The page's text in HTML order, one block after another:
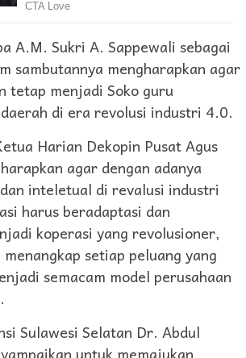
A.M. Sukri A. Sappewali sebagai
sambutannya mengharapkan agar
tetap menjadi Soko guru
di era revolusi industri 4.0.
Harian Dekopin Pusat Agus
agar dengan adanya
inteletual di revalusi industri
harus beradaptasi dan
koperasi yang revolusioner,
setiap peluang yang
semacam model perusahaan
Sulawesi Selatan Dr. Abdul
untuk memajukan